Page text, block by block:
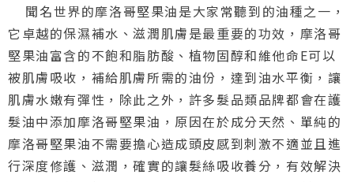
聞名世界的摩洛哥堅果油是大家常聽到的油種之一，
它卓越的保濕補水、滋潤肌膚是最重要的功效，摩洛哥
堅果油富含的不飽和脂肪酸、植物固醇和維他命E可以
被肌膚吸收，補給肌膚所需的油份，達到油水平衡，讓
肌膚水嫩有彈性，除此之外，許多髮品類品牌都會在護
髮油中添加摩洛哥堅果油，原因在於成分天然、單純的
摩洛哥堅果油不需要擔心造成頭皮感到刺激不適並且進
行深度修護、滋潤，確實的讓髮絲吸收養分，有效解決